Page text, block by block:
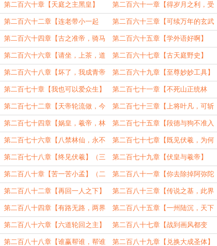
禁区】 根】（二合一）
第二百六十章【天庭之主黑皇】 第二百六十一章【得岁月之利，受
岁月之制】
第二百六十二章【连老带小一起
啃】
第二百六十三章【可续万年的玄武
药】
第二百六十四章【古之准帝，骑马
一战！】
第二百六十五章【学外语好啊】
第二百六十六章【请坐，上茶，道
友（一更）
第二百六十七章【古天庭野史】
（二更）
第二百六十八章【坏了，我成青帝
了】（4700）
第二百六十九章【至尊妙妙工具】
（一更）
第二百七十章【我也可以爱众生】
（3100）
第二百七十一章【不死山正统林
仙】
第二百七十二章【天帝轮流做，今
年到我家】
第二百七十三章【上将叶凡，可斩
大成圣灵】
第二百七十四章【娲皇，羲帝，林
仙】
第二百七十五章【段德与狗不准入
内】
第二百七十六章【八禁林仙，永不
退转】（一更）
第二百七十七章【既见伏羲，为何
不拜】（4000）
第二百七十八章【终见伏羲】（三
更）
第二百七十九章【伏皇与羲帝】
（一更）
第二百八十章【苦一苦小孟】（二
更）
第二百八十一章【你去除掉阿弥陀
佛】
第二百八十二章【再回一人之下】 第二百八十三章【传说之基，此界
他我】
第二百八十四章【有路无路，两界
最大的差异】
第二百八十五章【一州陆沉，天下
皆惊】
第二百八十六章【六道轮回之主】 第二百八十七章【战到画风都变
了】
第二百八十八章【谁赢帮谁，帮谁 第二百八十九章【兑换大成圣体】